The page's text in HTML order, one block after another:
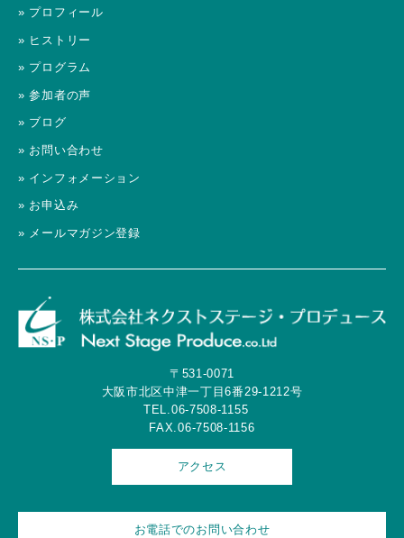
» プロフィール
» ヒストリー
» プログラム
» 参加者の声
» ブログ
» お問い合わせ
» インフォメーション
» お申込み
» メールマガジン登録
〒531-0071
大阪市北区中津一丁目6番29-1212号
TEL.06-7508-1155
FAX.06-7508-1156
アクセス
お電話でのお問い合わせ